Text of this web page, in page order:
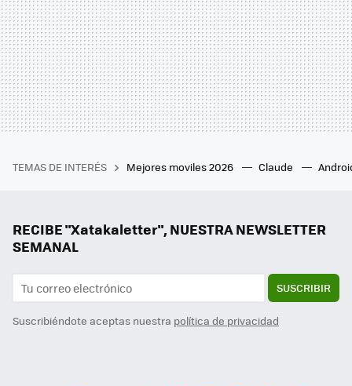
TEMAS DE INTERÉS Mejores moviles 2026 Claude
RECIBE "Xatakaletter", NUESTRA NEWSLETTER
SEMANAL
SUSCRIBIR
Suscribiéndote aceptas nuestra política de privacidad